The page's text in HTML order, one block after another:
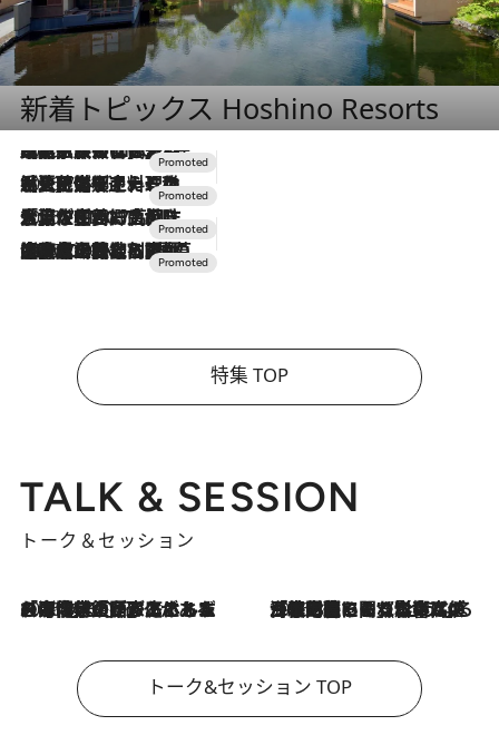
新着トピックス Hoshino Resorts
2026.7.31
【ホテル帰省】という選択肢をOMOが提案。家族とほどよい距離を保つには「昼は実家、夜は気兼ねなくホテルで！」
2026.7.24
【夏限定ディナーコース】旬を迎える稚鮎や花ズッキーニなどをイタリア・トスカーナの郷土料理の手法で満喫！
2026.7.17
「土佐和ハーブかき氷」がOMO7高知に登場！生姜、山椒、大葉など目にも舌にも涼を呼ぶ郷土の味
2026.7.10
NEW OPEN！【界 草津】名湯の地に誕生。趣の異なる2種の温泉と上州ならではの会席・蕎麦割烹など美食を味わう究極の癒やし旅
特集 TOP
TALK & SESSION
トーク＆セッション
2026.8.3
「今後値上げがあるとすれば…」「リスクがあるのは今年の冬」エネルギー専門家が語る、ホルムズ海峡封鎖が家庭にもたらす“ある心配” 2026.8.3
「住宅建てられない…」「サーチャージ料の高値が続いている」ホルムズ海峡封鎖による影響はいつまで続く？《エネルギー専門家に聞く“どうなる日本の暮らし”》
トーク&セッション TOP